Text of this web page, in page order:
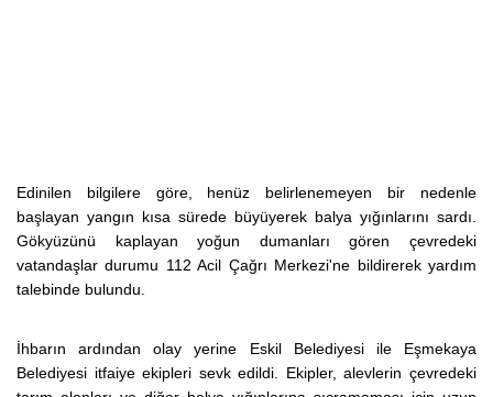
Edinilen bilgilere göre, henüz belirlenemeyen bir nedenle
başlayan yangın kısa sürede büyüyerek balya yığınlarını sardı.
Gökyüzünü kaplayan yoğun dumanları gören çevredeki
vatandaşlar durumu 112 Acil Çağrı Merkezi'ne bildirerek yardım
talebinde bulundu.
İhbarın ardından olay yerine Eskil Belediyesi ile Eşmekaya
Belediyesi itfaiye ekipleri sevk edildi. Ekipler, alevlerin çevredeki